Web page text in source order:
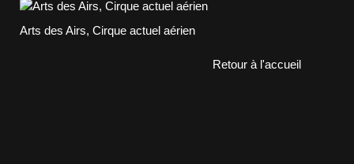
Arts des Airs, Cirque actuel aérien
Retour à l'accueil